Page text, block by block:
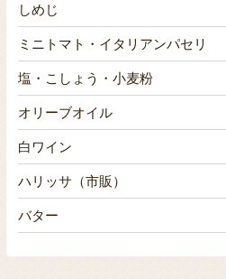
しめじ
ミニトマト・イタリアンパセリ
塩・こしょう・小麦粉
オリーブオイル
白ワイン
ハリッサ（市販）
バター